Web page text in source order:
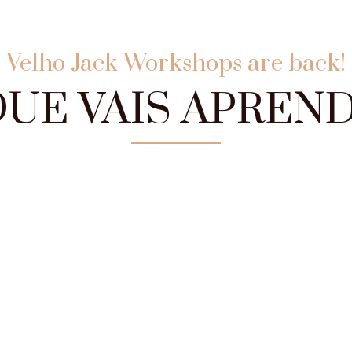
Velho Jack Workshops are back!
VAIS